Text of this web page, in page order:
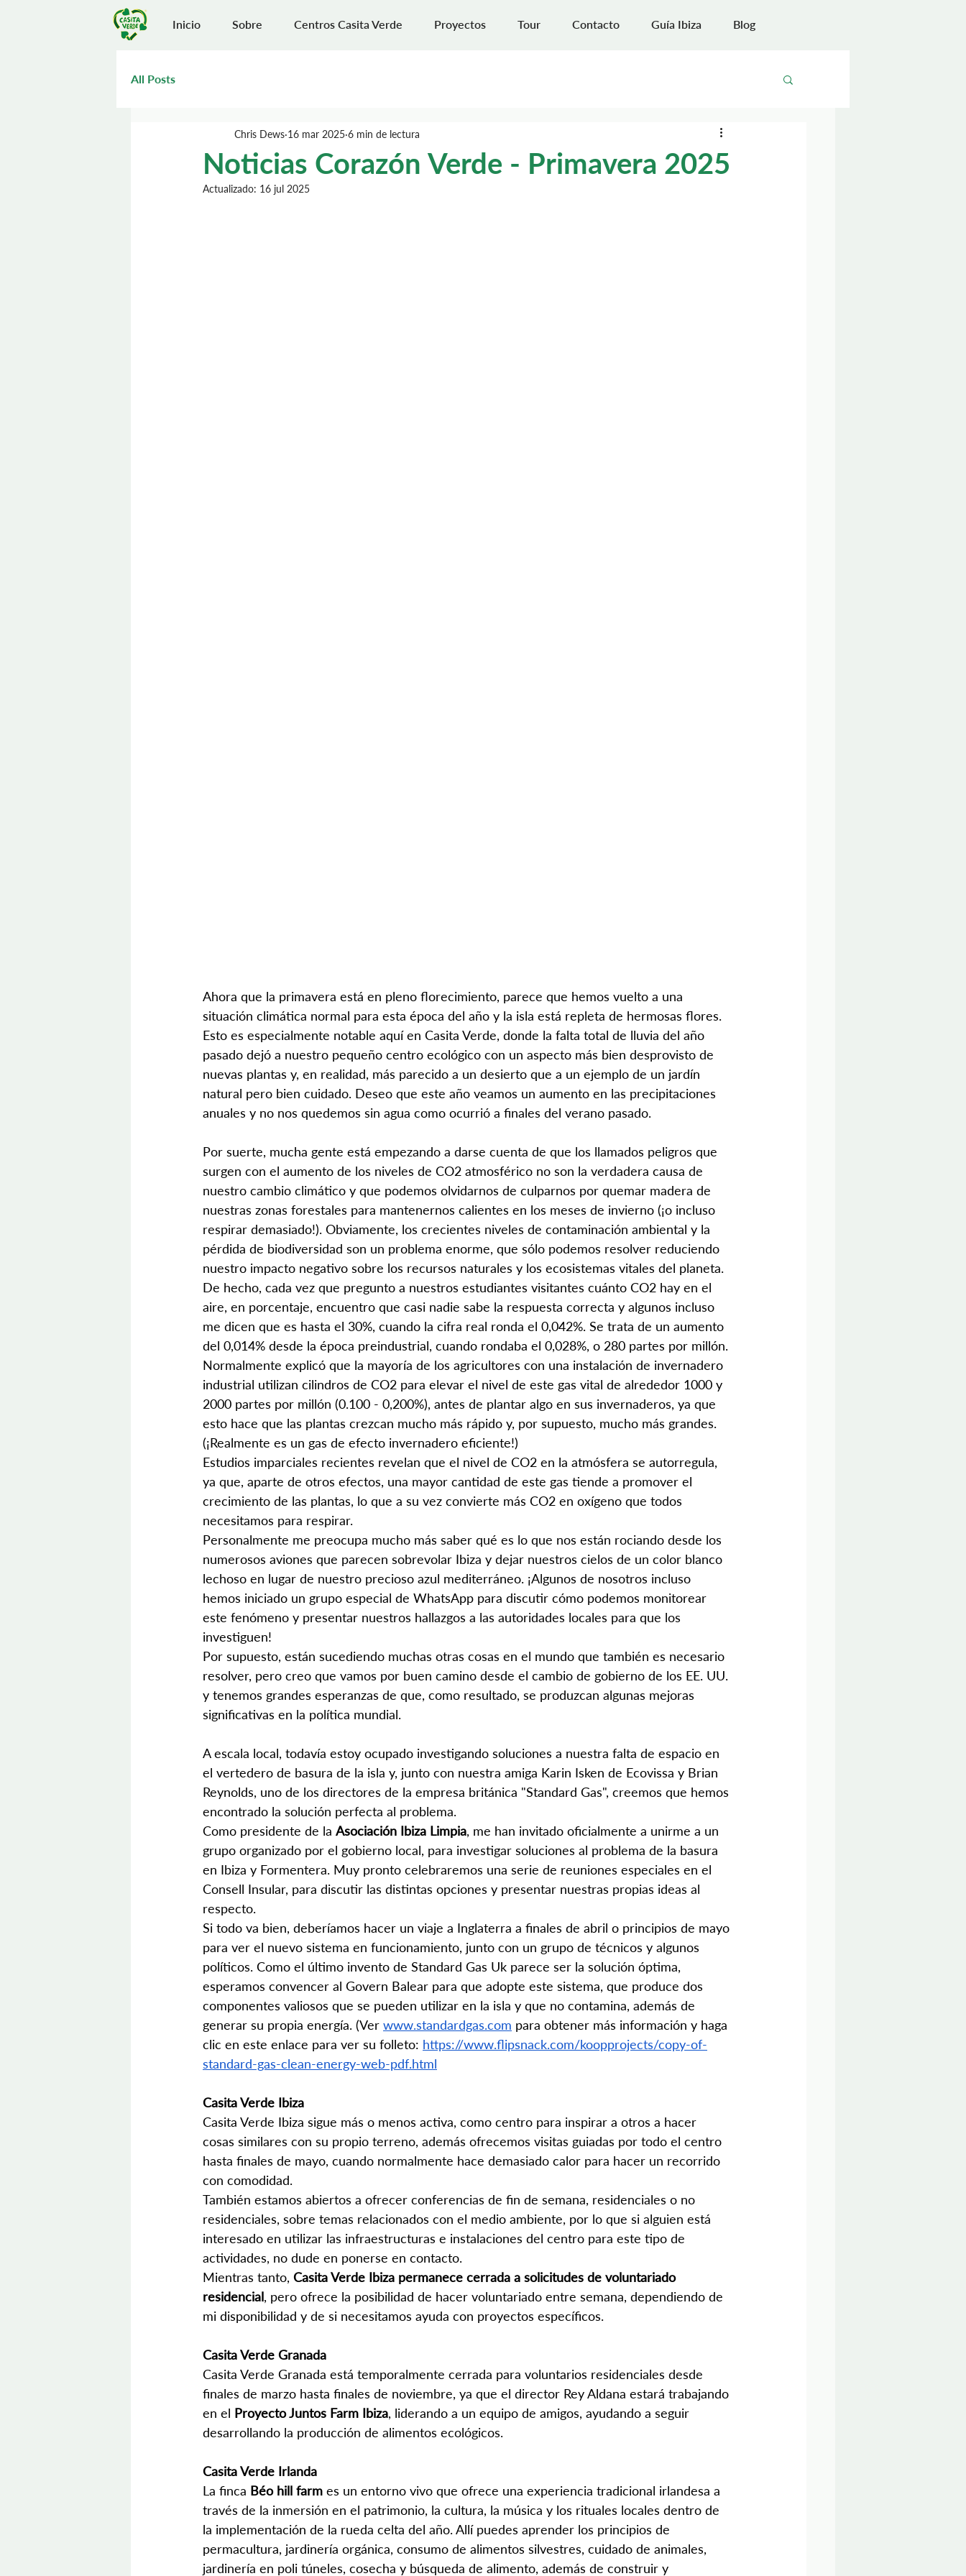
Inicio Sobre Centros Casita Verde Proyectos Tour Contacto Guía Ibiza Blog
All Posts
Noticias Corazón Verde - Primavera 2025
Chris Dews 16 mar 2025 6 min de lectura
Actualizado: 16 jul 2025
Ahora que la primavera está en pleno florecimiento, parece que hemos vuelto a una
situación climática normal para esta época del año y la isla está repleta de hermosas flores.
Esto es especialmente notable aquí en Casita Verde, donde la falta total de lluvia del año
pasado dejó a nuestro pequeño centro ecológico con un aspecto más bien desprovisto de
nuevas plantas y, en realidad, más parecido a un desierto que a un ejemplo de un jardín
natural pero bien cuidado. Deseo que este año veamos un aumento en las precipitaciones
anuales y no nos quedemos sin agua como ocurrió a finales del verano pasado.
Por suerte, mucha gente está empezando a darse cuenta de que los llamados peligros que
surgen con el aumento de los niveles de CO2 atmosférico no son la verdadera causa de
nuestro cambio climático y que podemos olvidarnos de culparnos por quemar madera de
nuestras zonas forestales para mantenernos calientes en los meses de invierno (¡o incluso
respirar demasiado!). Obviamente, los crecientes niveles de contaminación ambiental y la
pérdida de biodiversidad son un problema enorme, que sólo podemos resolver reduciendo
nuestro impacto negativo sobre los recursos naturales y los ecosistemas vitales del planeta.
De hecho, cada vez que pregunto a nuestros estudiantes visitantes cuánto CO2 hay en el
aire, en porcentaje, encuentro que casi nadie sabe la respuesta correcta y algunos incluso
me dicen que es hasta el 30%, cuando la cifra real ronda el 0,042%. Se trata de un aumento
del 0,014% desde la época preindustrial, cuando rondaba el 0,028%, o 280 partes por millón.
Normalmente explicó que la mayoría de los agricultores con una instalación de invernadero
industrial utilizan cilindros de CO2 para elevar el nivel de este gas vital de alrededor 1000 y
2000 partes por millón (0.100 - 0,200%), antes de plantar algo en sus invernaderos, ya que
esto hace que las plantas crezcan mucho más rápido y, por supuesto, mucho más grandes.
(¡Realmente es un gas de efecto invernadero eficiente!)
Estudios imparciales recientes revelan que el nivel de CO2 en la atmósfera se autorregula,
ya que, aparte de otros efectos, una mayor cantidad de este gas tiende a promover el
crecimiento de las plantas, lo que a su vez convierte más CO2 en oxígeno que todos
necesitamos para respirar.
Personalmente me preocupa mucho más saber qué es lo que nos están rociando desde los
numerosos aviones que parecen sobrevolar Ibiza y dejar nuestros cielos de un color blanco
lechoso en lugar de nuestro precioso azul mediterráneo. ¡Algunos de nosotros incluso
hemos iniciado un grupo especial de WhatsApp para discutir cómo podemos monitorear
este fenómeno y presentar nuestros hallazgos a las autoridades locales para que los
investiguen!
Por supuesto, están sucediendo muchas otras cosas en el mundo que también es necesario
resolver, pero creo que vamos por buen camino desde el cambio de gobierno de los EE. UU.
y tenemos grandes esperanzas de que, como resultado, se produzcan algunas mejoras
significativas en la política mundial.
A escala local, todavía estoy ocupado investigando soluciones a nuestra falta de espacio en
el vertedero de basura de la isla y, junto con nuestra amiga Karin Isken de Ecovissa y Brian
Reynolds, uno de los directores de la empresa británica "Standard Gas", creemos que hemos
encontrado la solución perfecta al problema.
Como presidente de la Asociación Ibiza Limpia, me han invitado oficialmente a unirme a un
grupo organizado por el gobierno local, para investigar soluciones al problema de la basura
en Ibiza y Formentera. Muy pronto celebraremos una serie de reuniones especiales en el
Consell Insular, para discutir las distintas opciones y presentar nuestras propias ideas al
respecto.
Si todo va bien, deberíamos hacer un viaje a Inglaterra a finales de abril o principios de mayo
para ver el nuevo sistema en funcionamiento, junto con un grupo de técnicos y algunos
políticos. Como el último invento de Standard Gas Uk parece ser la solución óptima,
esperamos convencer al Govern Balear para que adopte este sistema, que produce dos
componentes valiosos que se pueden utilizar en la isla y que no contamina, además de
generar su propia energía. (Ver www.standardgas.com para obtener más información y haga
clic en este enlace para ver su folleto: https://www.flipsnack.com/koopprojects/copy-of-
standard-gas-clean-energy-web-pdf.html
Casita Verde Ibiza
Casita Verde Ibiza sigue más o menos activa, como centro para inspirar a otros a hacer
cosas similares con su propio terreno, además ofrecemos visitas guiadas por todo el centro
hasta finales de mayo, cuando normalmente hace demasiado calor para hacer un recorrido
con comodidad.
También estamos abiertos a ofrecer conferencias de fin de semana, residenciales o no
residenciales, sobre temas relacionados con el medio ambiente, por lo que si alguien está
interesado en utilizar las infraestructuras e instalaciones del centro para este tipo de
actividades, no dude en ponerse en contacto.
Mientras tanto, Casita Verde Ibiza permanece cerrada a solicitudes de voluntariado
residencial, pero ofrece la posibilidad de hacer voluntariado entre semana, dependiendo de
mi disponibilidad y de si necesitamos ayuda con proyectos específicos.
Casita Verde Granada
Casita Verde Granada está temporalmente cerrada para voluntarios residenciales desde
finales de marzo hasta finales de noviembre, ya que el director Rey Aldana estará trabajando
en el Proyecto Juntos Farm Ibiza, liderando a un equipo de amigos, ayudando a seguir
desarrollando la producción de alimentos ecológicos.
Casita Verde Irlanda
La finca Béo hill farm es un entorno vivo que ofrece una experiencia tradicional irlandesa a
través de la inmersión en el patrimonio, la cultura, la música y los rituales locales dentro de
la implementación de la rueda celta del año. Allí puedes aprender los principios de
permacultura, jardinería orgánica, consumo de alimentos silvestres, cuidado de animales,
jardinería en poli túneles, cosecha y búsqueda de alimento, además de construir y